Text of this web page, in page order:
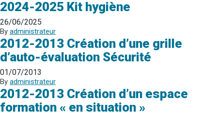
2024-2025 Kit hygiène
26/06/2025
By administrateur
2012-2013 Création d’une grille
d’auto-évaluation Sécurité
01/07/2013
By administrateur
2012-2013 Création d’un espace
formation « en situation »